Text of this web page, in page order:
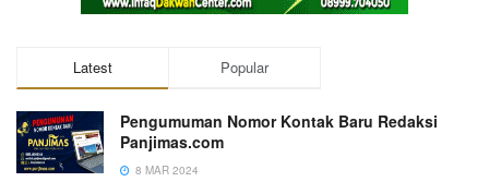
Latest Popular
Pengumuman Nomor Kontak Baru Redaksi
Panjimas.com
8 MAR 2024